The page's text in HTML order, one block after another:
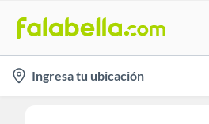
location-
icon
Ingresa tu ubicación